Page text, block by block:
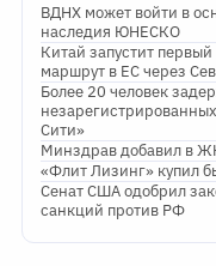
ВДНХ может войти в
наследия ЮНЕСКО
Китай запустит
маршрут в ЕС через
Более 20 человек
Сити»
Минздрав добавил в
«Флит Лизинг» купил
Сенат США одобрил
санкций против РФ